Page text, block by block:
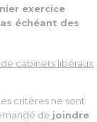
exercice
échéant des
cabinets libéraux
critères ne sont
de joindre